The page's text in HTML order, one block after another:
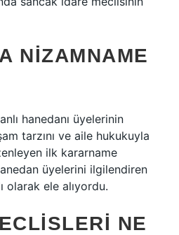
NIZAMNAME
hanedanı üyelerinin
tarzını ve aile hukukuyla
ilk kararname
üyelerini ilgilendiren
olarak ele alıyordu.
NE